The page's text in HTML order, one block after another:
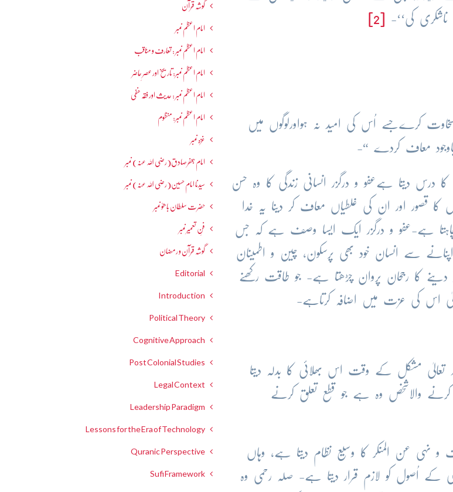
کی‘‘-
کرےجسے اُس کی امید نہ ہواورلوگوں میں
معاف کردے “-
دیتا ہےعفو و درگزر انسانی زندگی کا وہ حسن
قصور اور ان کی غلطیاں معاف کر دینا یہ خدا
ہے-عفو و درگزر ایک ایسا وصف ہے کہ جس
سے انسان خود بھی پرسکون، چین و اطمینان
کا رجحان پروان چڑھتا ہے- جو طاقت رکھنے
اس کی عزت میں اضافہ کرتاہے-
تعالیٰ مشکل کے وقت اس بھلائی کا بدلہ دیتا
والاشخص وہ ہے جو قطع تعلق کرنے
نہی عن المنکر کا وسیع نظام دیتا ہے، وہاں
کے اُصول کو لازم قرار دیتا ہے- صلہ رحمی وہ
گوشہ قرآن
امام اعظم نمبر
امام اعظم نمبر : تعارف و مناقب
امام اعظم نمبر: تاریخ اور عصرِ حاضر
امام اعظم نمبر : حدیث اور فقہ حنفی
امام اعظم نمبر: منظوم
غزہ نمبر
امام جعفرصادق(رضی اللہ عنہ) نمبر
سیدنا امام حسین(رضی اللہ عنہ) نمبر
حضرت سلطان باھوؒ نمبر
فنِ تعمیر نمبر
گوشہ قرآن و رمضان
Editorial
Introduction
Political Theory
Cognitive Approach
Post Colonial Studies
Legal Context
Leadership Paradigm
Lessons for the Era of Technology
Quranic Perspective
Sufi Framework